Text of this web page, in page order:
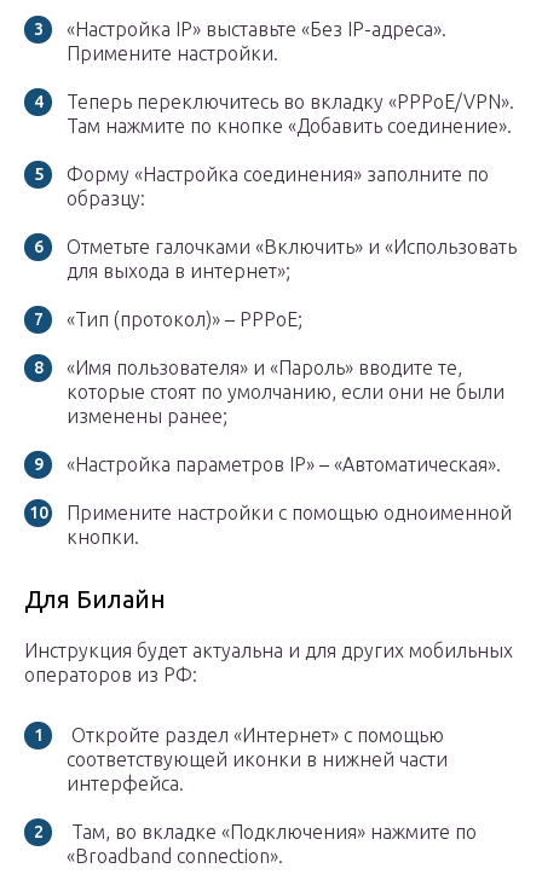
«Настройка IP» выставьте «Без IP-адреса».
Примените настройки.
Теперь переключитесь во вкладку «PPPoE/VPN».
Там нажмите по кнопке «Добавить соединение».
Форму «Настройка соединения» заполните по
образцу:
Отметьте галочками «Включить» и «Использовать
для выхода в интернет»;
«Тип (протокол)» – PPPoE;
«Имя пользователя» и «Пароль» вводите те,
которые стоят по умолчанию, если они не были
изменены ранее;
«Настройка параметров IP» – «Автоматическая».
Примените настройки с помощью одноименной
кнопки.
Для Билайн
Инструкция будет актуальна и для других мобильных
операторов из РФ:
Откройте раздел «Интернет» с помощью
соответствующей иконки в нижней части
интерфейса.
Там, во вкладке «Подключения» нажмите по
«Broadband connection».